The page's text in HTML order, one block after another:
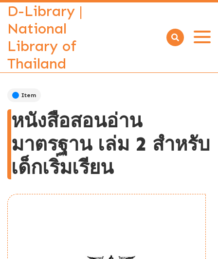
D-Library |
National
Library of
Thailand
Open
Item
หนังสือสอนอ่าน
มาตรฐาน เล่ม 2 สำหรับ
เด็กเริ่มเรียน